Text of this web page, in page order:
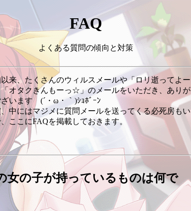
FAQ
よくある質問の傾向と対策
来、たくさんのウィルスメールや「ロリ逝ってよー
オタクきんもーっ☆」のメールをいただき、ありが
ざいます (´・ω・｀)ｼｮﾎﾞｰﾝ
中にはマジメに質問メールを送ってくる必死房もい
ここにFAQを掲載しておきます。
女の子が持っているものは何で